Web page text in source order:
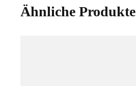
Ähnliche Produkte